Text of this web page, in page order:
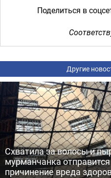
Поделиться в
Другие
Схватила за волосы и
мурманчанка
причинение вреда